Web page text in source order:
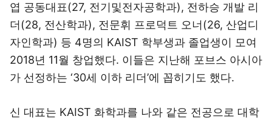
엽 공동대표(27, 전기및전자공학과), 전하승 개발 리
더(28, 전산학과), 전문휘 프로덕트 오너(26, 산업디
자인학과) 등 4명의 KAIST 학부생과 졸업생이 모여
2018년 11월 창업했다. 이들은 지난해 포브스 아시아
가 선정하는 ‘30세 이하 리더’에 꼽히기도 했다.
신 대표는 KAIST 화학과를 나와 같은 전공으로 대학